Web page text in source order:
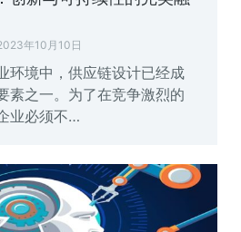
年10月10日
环境中，供应链设计已经成
素之一。为了在竞争激烈的
业必须不…